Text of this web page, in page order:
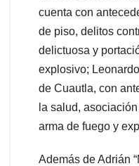
cuenta con
de piso, delitos
delictuosa y
explosivo;
de Cuautla, con
la salud,
arma de fuego y
Además de Adrián